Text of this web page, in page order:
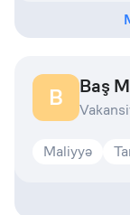
B Baş
Maliyyə